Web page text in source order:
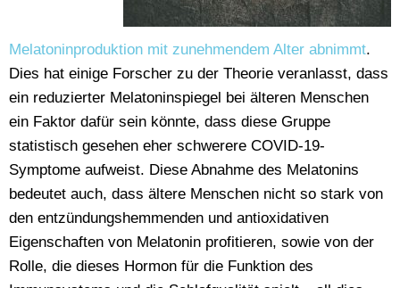
Melatoninproduktion mit zunehmendem Alter abnimmt.
Dies hat einige Forscher zu der Theorie veranlasst, dass
ein reduzierter Melatoninspiegel bei älteren Menschen
ein Faktor dafür sein könnte, dass diese Gruppe
statistisch gesehen eher schwerere COVID-19-
Symptome aufweist. Diese Abnahme des Melatonins
bedeutet auch, dass ältere Menschen nicht so stark von
den entzündungshemmenden und antioxidativen
Eigenschaften von Melatonin profitieren, sowie von der
Rolle, die dieses Hormon für die Funktion des